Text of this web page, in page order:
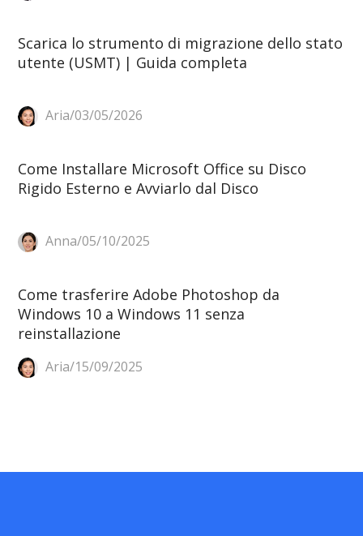
Scarica lo strumento di migrazione dello stato
utente (USMT) | Guida completa
Aria/03/05/2026
Come Installare Microsoft Office su Disco
Rigido Esterno e Avviarlo dal Disco
Anna/05/10/2025
Come trasferire Adobe Photoshop da
Windows 10 a Windows 11 senza
reinstallazione
Aria/15/09/2025